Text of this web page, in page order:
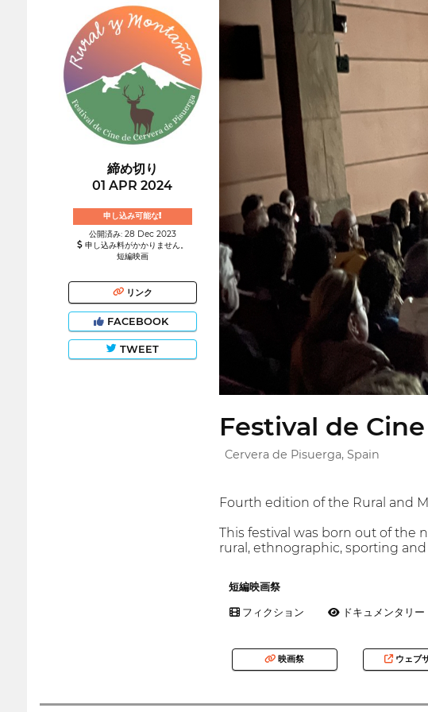
締め切り
01 APR 2024
申し込み可能な!
公開済み: 28 Dec 2023
申し込み料がかかりません。
短編映画
リンク
FACEBOOK
TWEET
Festival de
Cervera de Pisuerga, Spain
Fourth edition of the Rural and
This festival was born out of the
rural, ethnographic, sporting
短編映画祭
フィクション ドキュメンタリー
映画祭 ウェブ